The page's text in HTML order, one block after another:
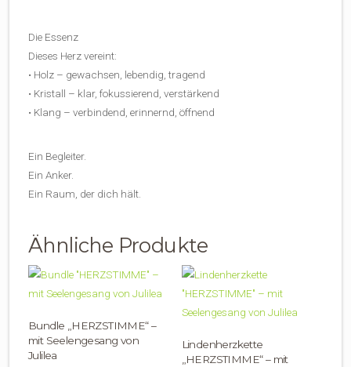
Die Essenz
Dieses Herz vereint:
• Holz – gewachsen, lebendig, tragend
• Kristall – klar, fokussierend, verstärkend
• Klang – verbindend, erinnernd, öffnend
Ein Begleiter.
Ein Anker.
Ein Raum, der dich hält.
Ähnliche Produkte
Bundle „HERZSTIMME“ –
mit Seelengesang von
Julilea
Lindenherzkette
„HERZSTIMME“ – mit